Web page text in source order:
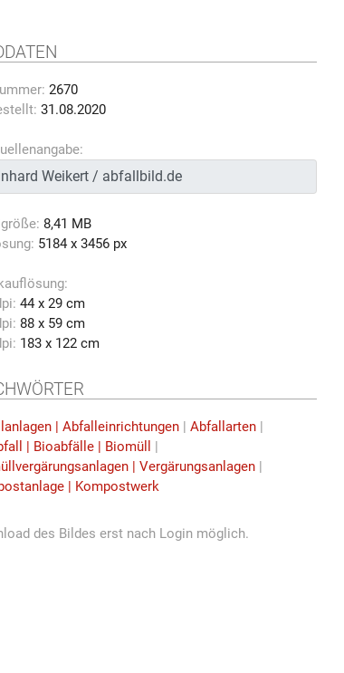
2670
31.08.2020
8,41 MB
5184 x 3456 px
44 x 29 cm
88 x 59 cm
183 x 122 cm
| Abfalleinrichtungen |Abfallarten |
| Bioabfälle | Biomüll
|
| Vergärungsanlagen |
| Kompostwerk
des Bildes erst nach Login möglich.